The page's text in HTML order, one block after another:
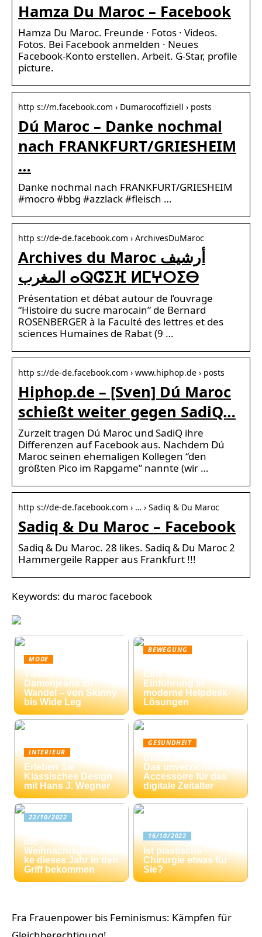
Hamza Du Maroc – Facebook
Hamza Du Maroc. Freunde · Fotos · Videos.
Fotos. Bei Facebook anmelden · Neues
Facebook-Konto erstellen. Arbeit. G-Star, profile
picture.
http s://m.facebook.com › Dumarocoffiziell › posts
Dú Maroc – Danke nochmal
nach FRANKFURT/GRIESHEIM
…
Danke nochmal nach FRANKFURT/GRIESHEIM
#mocro #bbg #azzlack #fleisch …
http s://de-de.facebook.com › ArchivesDuMaroc
Archives du Maroc أرشيف
المغرب ⴰⵕⵛⵉⴼ ⵍⵎⵖⵔⵉⴱ
Présentation et débat autour de l’ouvrage
“Histoire du sucre marocain” de Bernard
ROSENBERGER à la Faculté des lettres et des
sciences Humaines de Rabat (9 …
http s://de-de.facebook.com › www.hiphop.de › posts
Hiphop.de – [Sven] Dú Maroc
schießt weiter gegen SadiQ…
Zurzeit tragen Dú Maroc und SadiQ ihre
Differenzen auf Facebook aus. Nachdem Dú
Maroc seinen ehemaligen Kollegen “den
größten Pico im Rapgame” nannte (wir …
http s://de-de.facebook.com › … › Sadiq & Du Maroc
Sadiq & Du Maroc – Facebook
Sadiq & Du Maroc. 28 likes. Sadiq & Du Maroc 2
Hammergeile Rapper aus Frankfurt !!!
Keywords: du maroc facebook
MODE
Vielfalt der
Damenjeans im
Wandel – von Skinny
bis Wide Leg
BEWEGUNG
Eine umfassende
Einführung in
moderne Helpdesk-
Lösungen
INTERIEUR
Erleben Sie
Klassisches Design
mit Hans J. Wegner
GESUNDHEIT
Blaulicht-Filterbrille:
Das unverzichtbare
Accessoire für das
digitale Zeitalter
22/10/2022
die
Weihnachtsgeschen
ke dieses Jahr in den
Griff bekommen
16/10/2022
Ist plastische
Chirurgie etwas für
Sie?
Fra Frauenpower bis Feminismus: Kämpfen für